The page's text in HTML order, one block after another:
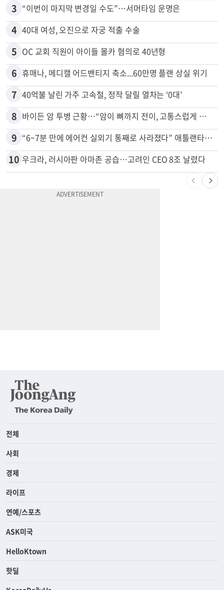
3 “이번이 마지막 변경일 수도”…서머타임 운명은
4 40대 여성, 오진으로 자궁 적출 수술
5 OC 교회 직원이 아이들 몰카 혐의로 40년형
6 휴매나, 메디캘 어드밴티지 축소...60만명 플랜 상실 위기
7 40억불 날린 가주 고속철, 정작 달릴 열차는 ‘0대’
8 바이든 암 투병 근황…“암이 뼈까지 전이, 고통스럽게 투병 중”
9 “6~7분 만에 에어컨 실외기 통째로 사라졌다” 애틀랜타서 실외기 도난 급증
10 우크라, 러시아판 아마존 공습…고려인 CEO 8조 날렸다
전체
사회
경제
라이프
연예/스포츠
ASK미국
HelloKtown
핫딜